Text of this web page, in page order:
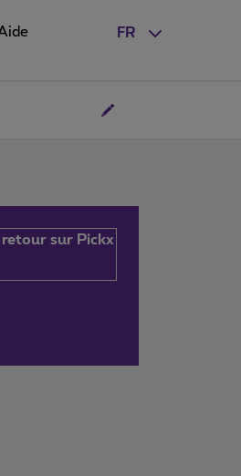
FR
sur Pickx